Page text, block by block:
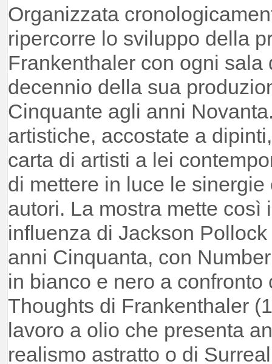
Organizzata
ripercorre lo sviluppo della
Frankenthaler con ogni sala
decennio della sua
Cinquante agli anni
artistiche, accostate a
carta di artisti a lei
di mettere in luce le
autori. La mostra mette così
influenza di Jackson
anni Cinquanta, con
in bianco e nero a confronto
Thoughts di Frankenthaler
lavoro a olio che presenta
realismo astratto o di